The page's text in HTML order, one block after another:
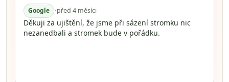
Google •před 4 měsíci
Děkuji za ujištění, že jsme při sázení stromku nic
nezanedbali a stromek bude v pořádku.